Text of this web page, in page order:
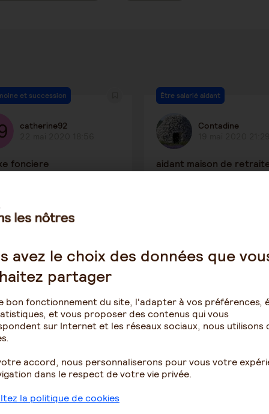
et succession
catherine92
fonciere
2437
Être salarié aidant
Contadine
aidant maison de
en établissement spécialisé
echarlet
apa
1730
Les aides financières
apa gir
12
avez le choix des données que
partager
bon fonctionnement du site, l'adapter à vos préférences,
et vous proposer des contenus qui vous
sur Internet et les réseaux sociaux, nous utilisons
accord, nous personnaliserons pour vous votre
dans le respect de votre vie privée.
la politique de cookies